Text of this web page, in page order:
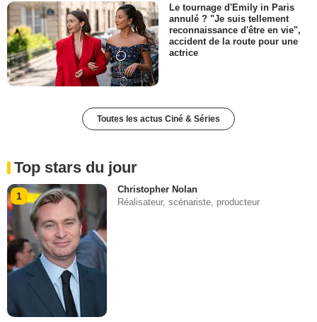
Le tournage d'Emily in Paris
annulé ? "Je suis tellement
reconnaissance d'être en vie",
accident de la route pour une
actrice
Toutes les actus Ciné & Séries
Top stars du jour
1
Christopher Nolan
Réalisateur, scénariste, producteur